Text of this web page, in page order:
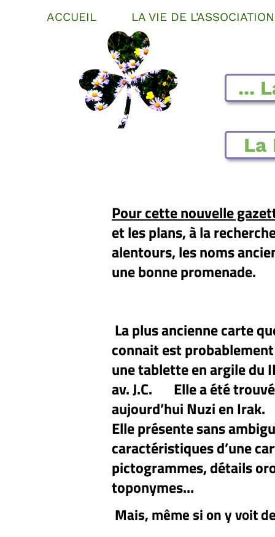
ACCUEIL LA VIE DE L'ASSOCIATION
☘ ...
La
Pour cette nouvelle
et les plans, à la
alentours, les noms
une bonne promenade.
La plus ancienne carte
connaitest
une tablette en argile du
av. J.C. Elle a été
aujourd’hui Nuzi en Irak.
Elle présente sans
caractéristiques d’une
pictogrammes, détails
toponymes...
Mais, même si on y voit